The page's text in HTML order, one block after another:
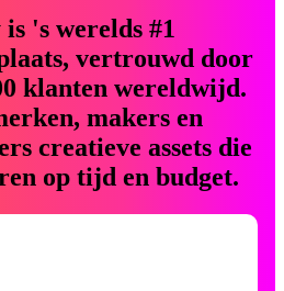
is 's werelds #1
vertrouwd door
klanten wereldwijd.
makers en
creatieve assets die
op tijd en budget.